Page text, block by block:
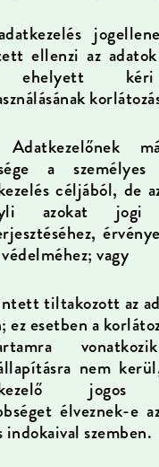
ellenzi az
a személyes
céljából, de
azokat jogi
vagy
tiltakozott az
ez esetben a
nem
jogos
élveznek-e
indokaival szemben.